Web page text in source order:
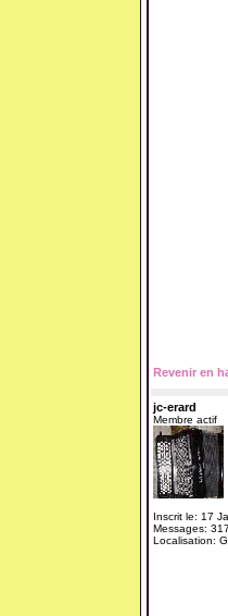
Revenir en
jc-erard
Membre actif
Inscrit le: 17
Messages:
Localisation: